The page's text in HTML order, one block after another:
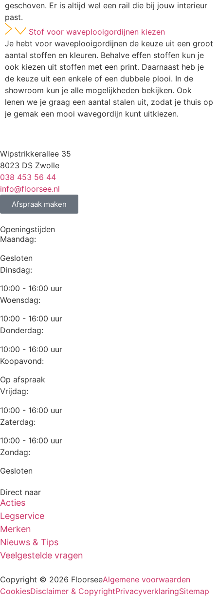
geschoven. Er is altijd wel een rail die bij jouw interieur
past.
Stof voor waveplooigordijnen kiezen
Je hebt voor waveplooigordijnen de keuze uit een groot
aantal stoffen en kleuren. Behalve effen stoffen kun je
ook kiezen uit stoffen met een print. Daarnaast heb je
de keuze uit een enkele of een dubbele plooi. In de
showroom kun je alle mogelijkheden bekijken. Ook
lenen we je graag een aantal stalen uit, zodat je thuis op
je gemak een mooi wavegordijn kunt uitkiezen.
Wipstrikkerallee 35
8023 DS Zwolle
038 453 56 44
info@floorsee.nl
Afspraak maken
Openingstijden
Maandag:
Gesloten
Dinsdag:
10:00 - 16:00 uur
Woensdag:
10:00 - 16:00 uur
Donderdag:
10:00 - 16:00 uur
Koopavond:
Op afspraak
Vrijdag:
10:00 - 16:00 uur
Zaterdag:
10:00 - 16:00 uur
Zondag:
Gesloten
Direct naar
Acties
Legservice
Merken
Nieuws & Tips
Veelgestelde vragen
Copyright © 2026 FloorseeAlgemene voorwaarden
CookiesDisclaimer & CopyrightPrivacyverklaringSitemap